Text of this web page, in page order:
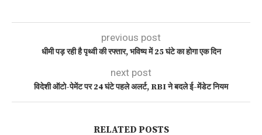
previous post
धीमी पड़ रही है पृथ्वी की रफ्तार, भविष्य में 25 घंटे का होगा एक दिन
next post
विदेशी ऑटो-पेमेंट पर 24 घंटे पहले अलर्ट, RBI ने बदले ई-मेंडेट नियम
RELATED POSTS